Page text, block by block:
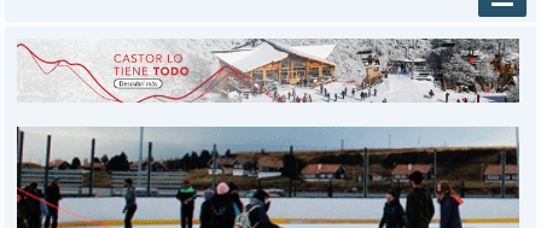
INICIO
PROVINCIALES
DEPORTES
POLICIALES
I-DIARIO